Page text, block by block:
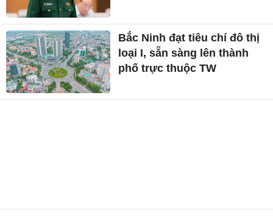
Bắc Ninh đạt tiêu chí đô thị
loại I, sẵn sàng lên thành
phố trực thuộc TW